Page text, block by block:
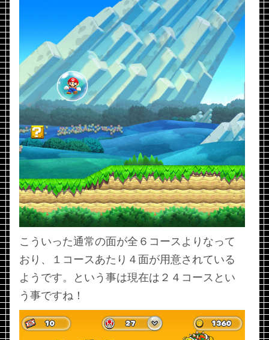
こういった通常の面が全６コースよりなって
おり、１コースあたり４面が用意されている
ようです。という事は現在は２４コースとい
う事ですね！